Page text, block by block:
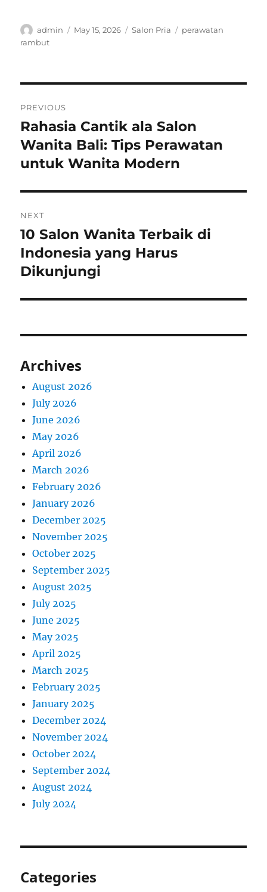
Author
admin
Posted
May 15, 2026 Categories
Salon Pria Tags
perawatan
rambut
navigation
PREVIOUS
Previous
post:
Rahasia Cantik ala Salon
Wanita Bali: Tips Perawatan
untuk Wanita Modern
NEXT
Next
post:
10 Salon Wanita Terbaik di
Indonesia yang Harus
Dikunjungi
Archives
August 2026
July 2026
June 2026
May 2026
April 2026
March 2026
February 2026
January 2026
December 2025
November 2025
October 2025
September 2025
August 2025
July 2025
June 2025
May 2025
April 2025
March 2025
February 2025
January 2025
December 2024
November 2024
October 2024
September 2024
August 2024
July 2024
Categories